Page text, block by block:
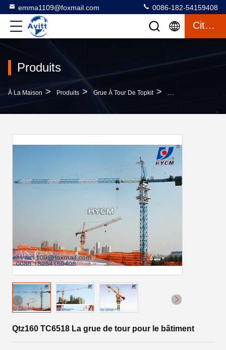
emma1109@foxmail.com 0086-182-54159408
Citation
Produits
À La Maison > Produits > Grue À Tour De Topkit > Qtz160 TC6518 La
Qtz160 TC6518 La grue de tour pour le bâtiment